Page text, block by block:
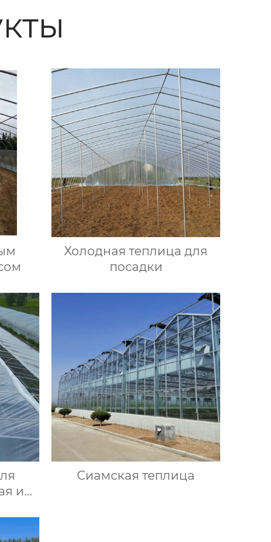
Холодная теплица для
посадки
и
Сиамская теплица